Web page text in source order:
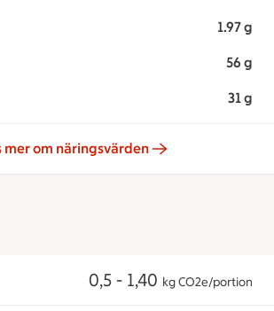
1.97 g
56 g
31 g
mer om näringsvärden
0,5 - 1,40 kg CO2e/portion